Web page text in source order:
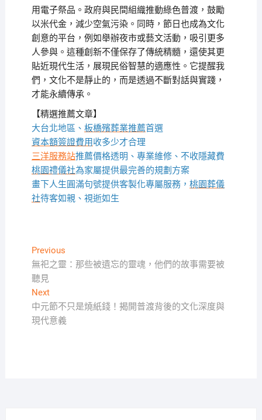
用電子祭品。政府與民間組織推動綠色普渡，鼓勵
以米代金，減少空氣污染。同時，節日也成為文化
創意的平台，例如舉辦夜市或藝文活動，吸引更多
人參與。這種創新不僅保存了傳統精髓，還使其更
貼近現代生活，展現民俗智慧的適應性。它提醒我
們，文化不是靜止的，而是透過不斷對話與實踐，
才能永續傳承。
【精選推薦文章】
大台北地區、 板橋殯葬業推薦首選
資本額簽證費用收多少才合理
三洋服務站推薦價格透明、專業維修、不收隱藏費
桃園禮儀社為家屬提供最完善的規劃方案
畫下人生圓滿句號提供客製化專屬服務， 桃園葬儀
社待客如親、視逝如生
文
章
導
覽
PreviousPrevious
post:
無祀之靈：那些被遺忘的靈魂，他們的故事需要被
聽見
NextNext
post:
中元節不只是燒紙錢！揭開普渡背後的文化深度與
現代意義